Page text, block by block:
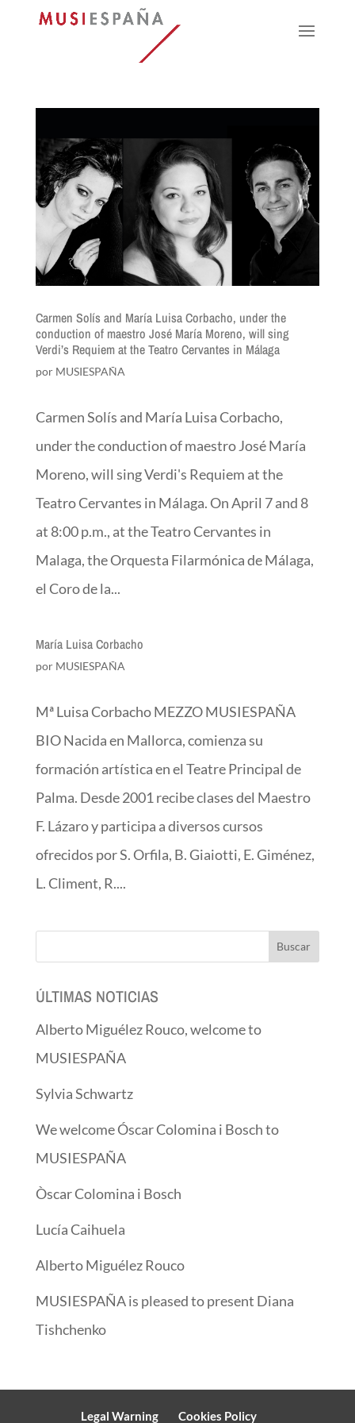
Carmen Solís and María Luisa Corbacho, under the
conduction of maestro José María Moreno, will sing
Verdi’s Requiem at the Teatro Cervantes in Málaga
por MUSIESPAÑA
Carmen Solís and María Luisa Corbacho,
under the conduction of maestro José María
Moreno, will sing Verdi's Requiem at the
Teatro Cervantes in Málaga. On April 7 and 8
at 8:00 p.m., at the Teatro Cervantes in
Malaga, the Orquesta Filarmónica de Málaga,
el Coro de la...
María Luisa Corbacho
por MUSIESPAÑA
Mª Luisa Corbacho MEZZO MUSIESPAÑA
BIO Nacida en Mallorca, comienza su
formación artística en el Teatre Principal de
Palma. Desde 2001 recibe clases del Maestro
F. Lázaro y participa a diversos cursos
ofrecidos por S. Orfila, B. Giaiotti, E. Giménez,
L. Climent, R....
ÚLTIMAS NOTICIAS
Alberto Miguélez Rouco, welcome to
MUSIESPAÑA
Sylvia Schwartz
We welcome Óscar Colomina i Bosch to
MUSIESPAÑA
Òscar Colomina i Bosch
Lucía Caihuela
Alberto Miguélez Rouco
MUSIESPAÑA is pleased to present Diana
Tishchenko
Legal Warning Cookies Policy